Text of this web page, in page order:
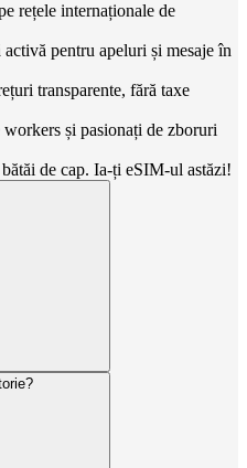
rețele internaționale de
pentru apeluri și mesaje în
transparente, fără taxe
și pasionați de zboruri
de cap. Ia-ți eSIM-ul astăzi!